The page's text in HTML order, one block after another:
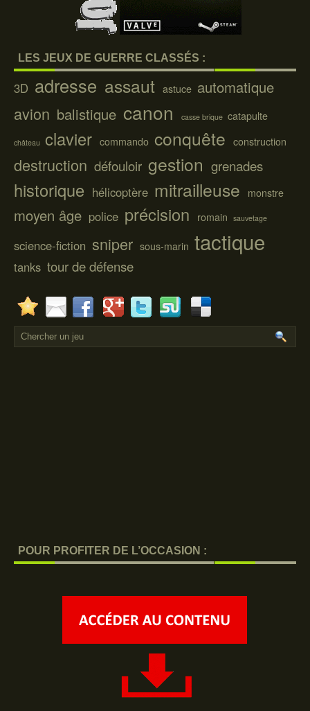
LES JEUX DE GUERRE CLASSÉS :
3D adresse assaut astuce automatique
avion balistique canon casse brique catapulte
château clavier commando conquête construction
destruction défouloir gestion grenades
historique hélicoptère mitrailleuse monstre
moyen âge police précision romain sauvetage
science-fiction sniper sous-marin tactique
tanks tour de défense
POUR PROFITER DE L’OCCASION :